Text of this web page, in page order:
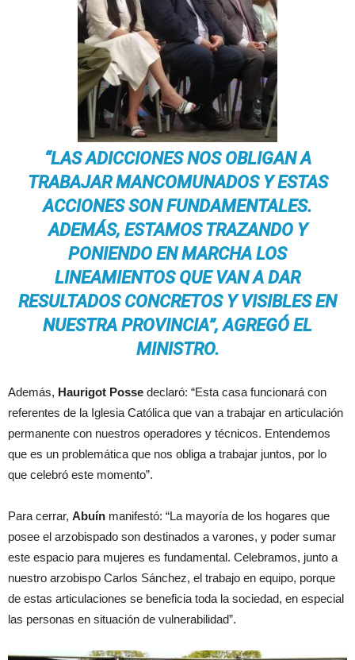
“LAS ADICCIONES NOS OBLIGAN A
TRABAJAR MANCOMUNADOS Y ESTAS
ACCIONES SON FUNDAMENTALES.
ADEMÁS, ESTAMOS TRAZANDO Y
PONIENDO EN MARCHA LOS
LINEAMIENTOS QUE VAN A DAR
RESULTADOS CONCRETOS Y VISIBLES EN
NUESTRA PROVINCIA”, AGREGÓ EL
MINISTRO.
Además, Haurigot Posse declaró: “Esta casa funcionará con
referentes de la Iglesia Católica que van a trabajar en articulación
permanente con nuestros operadores y técnicos. Entendemos
que es un problemática que nos obliga a trabajar juntos, por lo
que celebró este momento”.
Para cerrar, Abuín manifestó: “La mayoría de los hogares que
posee el arzobispado son destinados a varones, y poder sumar
este espacio para mujeres es fundamental. Celebramos, junto a
nuestro arzobispo Carlos Sánchez, el trabajo en equipo, porque
de estas articulaciones se beneficia toda la sociedad, en especial
las personas en situación de vulnerabilidad”.